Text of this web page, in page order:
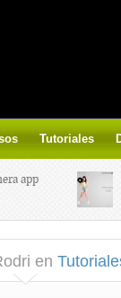
Tutoriales
app
en